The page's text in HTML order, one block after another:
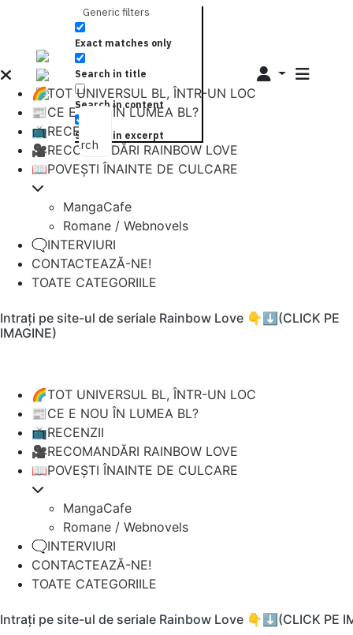
Search
Generic filters
Exact matches only
Search in title
Search in content
Search in excerpt
🌈TOT UNIVERSUL BL, ÎNTR-UN LOC
📰CE E NOU ÎN LUMEA BL?
📺RECENZII
🎥RECOMANDĂRI RAINBOW LOVE
📖POVEȘTI ÎNAINTE DE CULCARE
MangaCafe
Romane / Webnovels
🗨️INTERVIURI
CONTACTEAZĂ-NE!
TOATE CATEGORIILE
Intrați pe site-ul de seriale Rainbow Love 👇⬇️(CLICK PE
IMAGINE)
🌈TOT UNIVERSUL BL, ÎNTR-UN LOC
📰CE E NOU ÎN LUMEA BL?
📺RECENZII
🎥RECOMANDĂRI RAINBOW LOVE
📖POVEȘTI ÎNAINTE DE CULCARE
MangaCafe
Romane / Webnovels
🗨️INTERVIURI
CONTACTEAZĂ-NE!
TOATE CATEGORIILE
Intrați pe site-ul de seriale Rainbow Love 👇⬇️(CLICK PE